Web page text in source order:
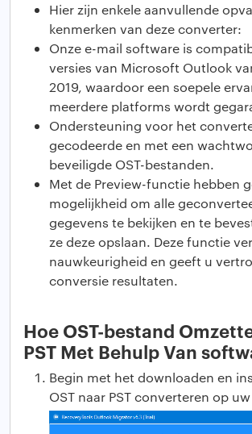
Hier zijn enkele aanvullende
kenmerken van deze converter:
Onze e-mail software is
versies van Microsoft Outlook
2019, waardoor een soepele
meerdere platforms wordt
Ondersteuning voor het
gecodeerde en met een
beveiligde OST-bestanden.
Met de Preview-functie hebben
mogelijkheid om alle
gegevens te bekijken en te
ze deze opslaan. Deze functie
nauwkeurigheid en geeft u
conversie resultaten.
Hoe OST-bestand
PST Met Behulp Van
Begin met het downloaden en
OST naar PST converteren op